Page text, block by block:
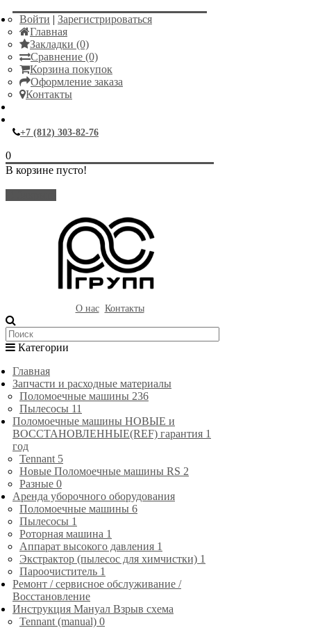
Войти | Зарегистрироваться
Главная
Закладки (0)
Сравнение (0)
Корзина покупок
Оформление заказа
Контакты
+7 (812) 303-82-76
0
В корзине пусто!
О нас Контакты
Категории
Главная
Запчасти и расходные материалы
Поломоечные машины 236
Пылесосы 11
Поломоечные машины НОВЫЕ и
ВОССТАНОВЛЕННЫЕ(REF) гарантия 1
год
Tennant 5
Новые Поломоечные машины RS 2
Разные 0
Аренда уборочного оборудования
Поломоечные машины 6
Пылесосы 1
Роторная машина 1
Аппарат высокого давления 1
Экстрактор (пылесос для химчистки) 1
Пароочиститель 1
Ремонт / сервисное обслуживание /
Восстановление
Инструкция Мануал Взрыв схема
Tennant (manual) 0